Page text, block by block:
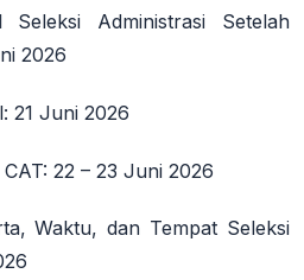
Seleksi Administrasi Setelah
2026
: 21 Juni 2026
: 22 – 23 Juni 2026
Waktu, dan Tempat Seleksi